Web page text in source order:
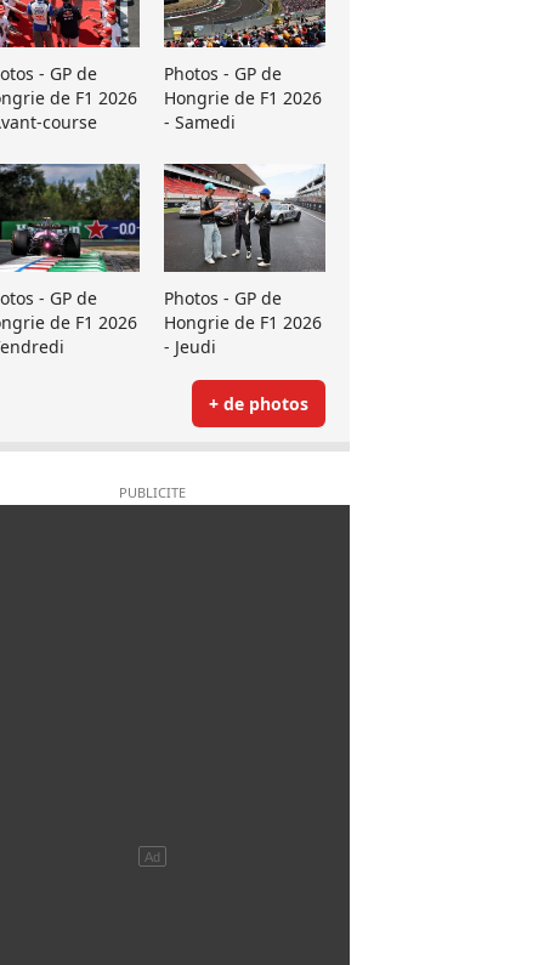
- GP de
de F1 2026
course
Photos - GP de
Hongrie de F1 2026
- Samedi
- GP de
de F1 2026
Photos - GP de
Hongrie de F1 2026
- Jeudi
+ de photos